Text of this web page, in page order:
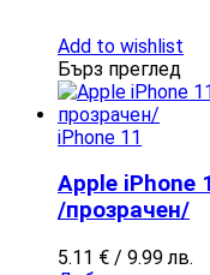
Add to wishlist
Бърз преглед
iPhone 11
Apple iPhone
/прозрачен/
5.11 € / 9.99 лв.